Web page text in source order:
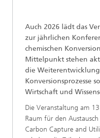
Auch 2026 lädt das
zur jährlichen
chemischen
Mittelpunkt stehen
die Weiterentwicklung
Konversionsprozesse
Wirtschaft und
Die Veranstaltung am
Raum für den
Carbon Capture and